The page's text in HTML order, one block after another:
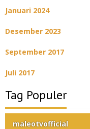
Januari 2024
Desember 2023
September 2017
Juli 2017
Tag Populer
maleotvofficial